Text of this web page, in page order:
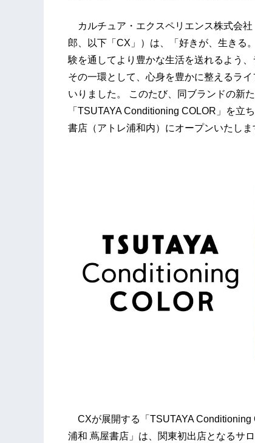
カルチュア・エクスペリエンス株式会
郎、以下「CX」）は、「好きが、生きる
験を通してより豊かな生活を送れるよう
その一環として、心身を豊かに整えるラ
いりました。 このたび、同ブランドの新
「TSUTAYA Conditioning COLOR」を立
書店（アトレ浦和内）にオープンいたしま
CXが展開する「TSUTAYA Conditioning
浦和 蔦屋書店」は、関東初出店となるサ